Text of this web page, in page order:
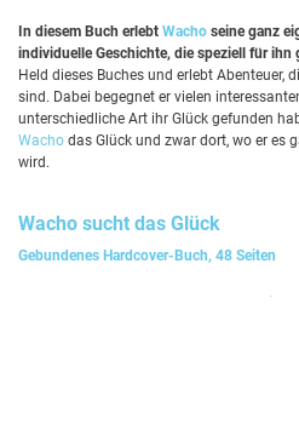
In diesem Buch erlebt Wacho seine ganz
individuelle Geschichte, die speziell für ihn
Held dieses Buches und erlebt Abenteuer,
sind. Dabei begegnet er vielen
unterschiedliche Art ihr Glück gefunden
Wacho das Glück und zwar dort, wo er es
wird.
Wacho sucht das Glück
Gebundenes Hardcover-Buch, 48 Seiten